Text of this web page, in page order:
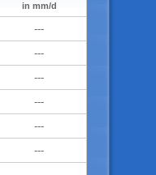
in mm/d
---
---
---
---
---
---